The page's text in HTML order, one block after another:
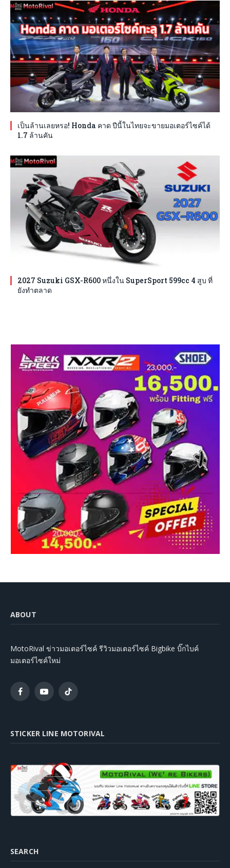
เป็นล้านเลยหรอ! Honda คาด ปีนี้ในไทยจะขายมอเตอร์ไซค์ได้
1.7 ล้านคัน
2027 Suzuki GSX-R600 หนึ่งใน SuperSport 599cc 4 สูบ ที่
ยังทำตลาด
ABOUT
MotoRival ข่าวมอเตอร์ไซค์ รีวิวมอเตอร์ไซค์ Bigbike บิ๊กไบค์
มอเตอร์ไซค์ใหม่
FacebookYouTubeTikTok
STICKER LINE MOTORIVAL
SEARCH